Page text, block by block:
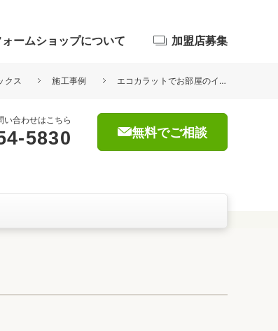
屋根・外壁
ームショップについて
くる、価値・性能向上
加盟店募集
クス 施工事例 エコカラットでお部屋のイメージアップ！
い合わせはこちら
5830 無料でご相談